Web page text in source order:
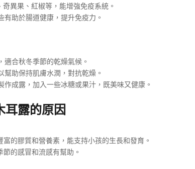
奇異果、紅椒等，能增強免疫系統。
有助於腸道健康，提升免疫力。
適合秋冬季節的乾燥氣候。
幫助保持肌膚水潤，對抗乾燥。
作成露，加入一些冰糖或果汁，既美味又健康。
耳露的原因
富的膠質和營養素，能支持小孩的生長和發育。
節的感冒和流感有幫助。